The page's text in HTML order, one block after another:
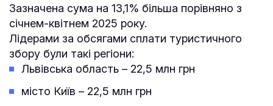
Зазначена сума на 13,1% більша порівняно з
січнем-квітнем 2025 року.
Лідерами за обсягами сплати туристичного
збору були такі регіони:
Львівська область – 22,5 млн грн
місто Київ – 22,5 млн грн